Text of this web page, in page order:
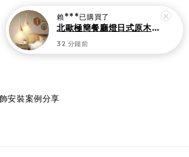
安裝案例分享
登入